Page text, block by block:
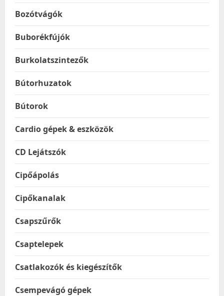
Bozótvágók
Buborékfújók
Burkolatszintezők
Bútorhuzatok
Bútorok
Cardio gépek & eszközök
CD Lejátszók
Cipőápolás
Cipőkanalak
Csapszűrők
Csaptelepek
Csatlakozók és kiegészítők
Csempevágó gépek